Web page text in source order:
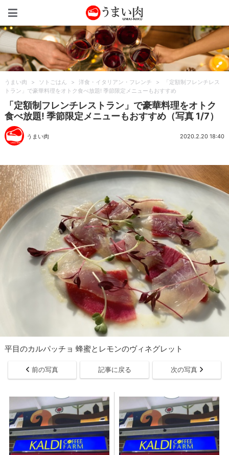
うまい肉 > ソトごはん > 洋食・イタリアン・フレンチ >
「定額制フレンチレス
トラン」で豪華料理をオトク食べ放題! 季節限定メニューもおすすめ
「定額制フレンチレストラン」で豪華料理をオトク
食べ放題! 季節限定メニューもおすすめ（写真 1/7）
うまい肉 2020.2.20 18:40
平目のカルパッチョ 蜂蜜とレモンのヴィネグレット
前の写真 記事に戻る 次の写真